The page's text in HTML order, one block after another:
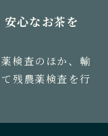
心なお茶を
検査のほか、輸
残農薬検査を行